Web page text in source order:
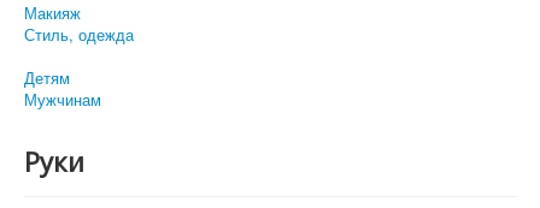
Макияж
Стиль, одежда
Детям
Мужчинам
Руки